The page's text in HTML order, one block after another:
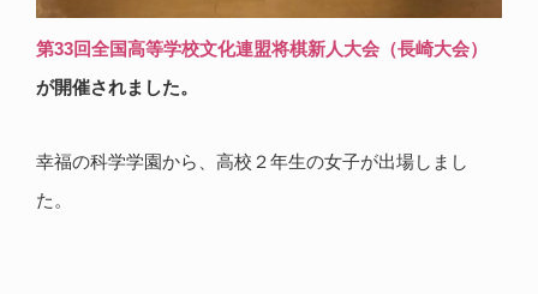
第33回全国高等学校文化連盟将棋新人大会（長崎大会）
が開催されました。
幸福の科学学園から、高校２年生の女子が出場しまし
た。